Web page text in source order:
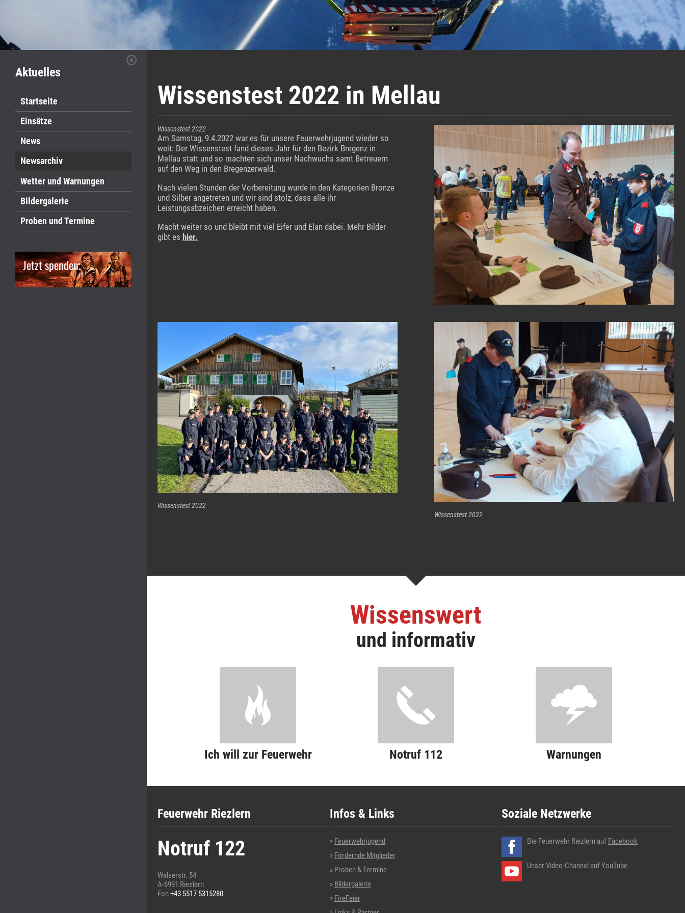
Aktuelles
Startseite
Einsätze
News
Newsarchiv
Wetter und Warnungen
Bildergalerie
Proben und Termine
Jetzt spenden.
Wissenstest 2022 in Mellau
Wissenstest 2022
Am Samstag, 9.4.2022 war es für unsere Feuerwehrjugend wieder so
weit: Der Wissenstest fand dieses Jahr für den Bezirk Bregenz in
Mellau statt und so machten sich unser Nachwuchs samt Betreuern
auf den Weg in den Bregenzerwald.
Nach vielen Stunden der Vorbereitung wurde in den Kategorien Bronze
und Silber angetreten und wir sind stolz, dass alle ihr
Leistungsabzeichen erreicht haben.
Macht weiter so und bleibt mit viel Eifer und Elan dabei. Mehr Bilder
gibt es hier.
Wissenstest 2022
Wissenstest 2022
Wissenswert
und informativ
Ich will zur Feuerwehr Notruf 112 Warnungen
Feuerwehr Riezlern
Notruf 122
Walserstr. 54
A-6991 Riezlern
Fon+43 5517 5315280
Infos & Links
Feuerwehrjugend
Fördernde Mitglieder
Proben & Termine
Bildergalerie
FireFeier
Soziale Netzwerke
Die Feuerwehr Riezlern auf Facebook
Unser Video-Channel aufYouTube